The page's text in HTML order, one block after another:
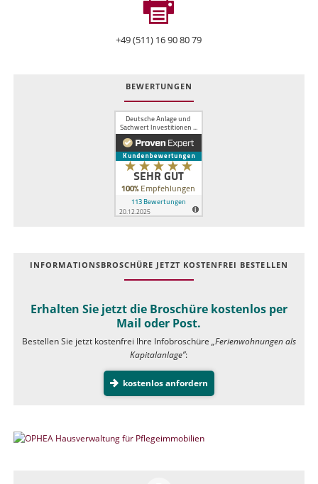
+49 (511) 16 90 80 79
BEWERTUNGEN
INFOR­MATIONS­BROSCHÜRE JETZT KOSTEN­FREI BESTELLEN
Erhalten Sie jetzt die Broschüre kostenlos per
Mail oder Post.
Bestellen Sie jetzt kostenfrei Ihre Infobroschüre „Ferienwohnungen als
Kapitalanlage”:
kostenlos anfordern